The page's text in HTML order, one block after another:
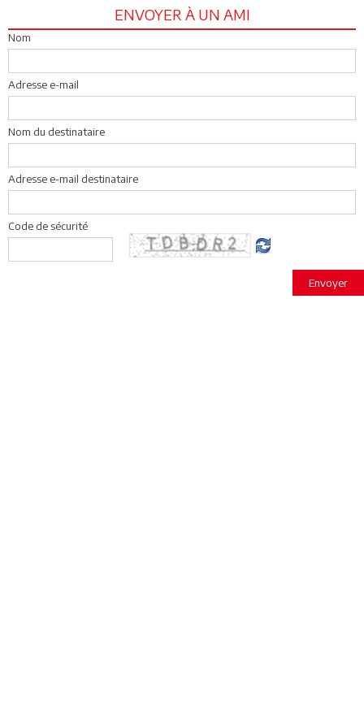
ENVOYER À UN AMI
Nom
Adresse e-mail
Nom du destinataire
Adresse e-mail destinataire
Code de sécurité
Envoyer